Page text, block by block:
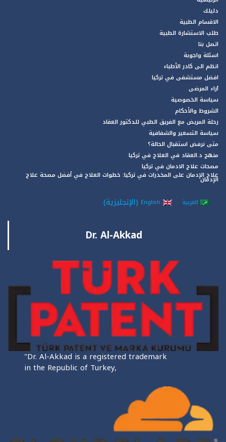
دليلك
الاقسام الطبية
طلب الاستشارة الطبية
اتصل بنا
اسئلة واجوبة
انظم الى كادر الأطباء
افضل مستشفى في تركيا
آراء المرضى
سياسة الخصوصية
الشروط والأحكام
رحلة المريض مع الفريق الطبي للدكتور العقاد
سياسة التسعير والشفافية
متى نرفض استقبال الحالة؟
منهج د.العقاد في العلاج في تركيا
مصحات علاج الادمان في تركيا
علاج الإدمان على المخدرات في تركيا: خطوات العلاج في أفضل مصحة علاج
الإدمان
العربية English
(الإنجليزية)
Dr. Al-Akkad
"Dr. Al-Akkad is a registered trademark
in the Republic of Turkey,